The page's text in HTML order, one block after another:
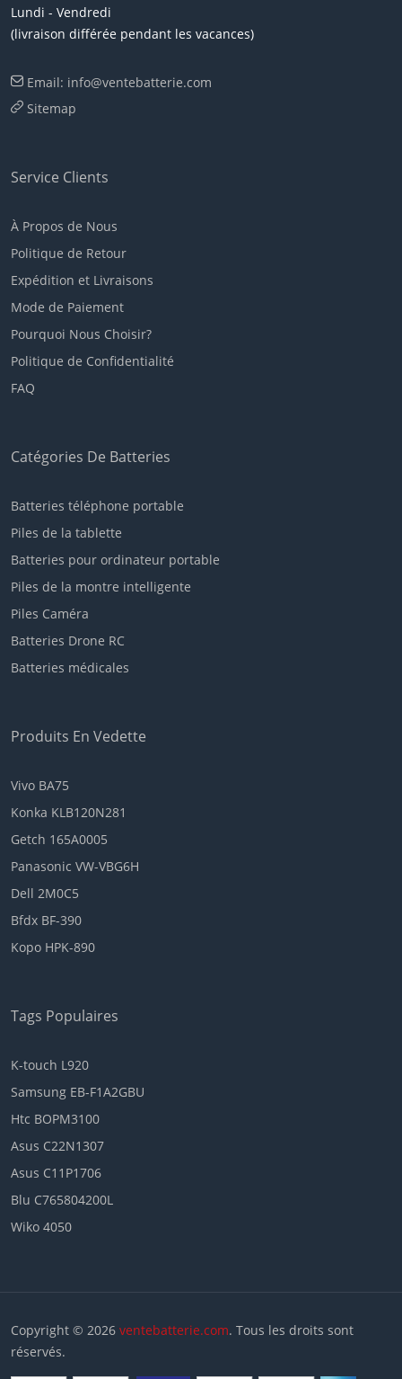
Lundi - Vendredi
(livraison différée pendant les vacances)
Email: info@ventebatterie.com
Sitemap
Service Clients
À Propos de Nous
Politique de Retour
Expédition et Livraisons
Mode de Paiement
Pourquoi Nous Choisir?
Politique de Confidentialité
FAQ
Catégories De Batteries
Batteries téléphone portable
Piles de la tablette
Batteries pour ordinateur portable
Piles de la montre intelligente
Piles Caméra
Batteries Drone RC
Batteries médicales
Produits En Vedette
Vivo BA75
Konka KLB120N281
Getch 165A0005
Panasonic VW-VBG6H
Dell 2M0C5
Bfdx BF-390
Kopo HPK-890
Tags Populaires
K-touch L920
Samsung EB-F1A2GBU
Htc BOPM3100
Asus C22N1307
Asus C11P1706
Blu C765804200L
Wiko 4050
Copyright © 2026 ventebatterie.com. Tous les droits sont
réservés.